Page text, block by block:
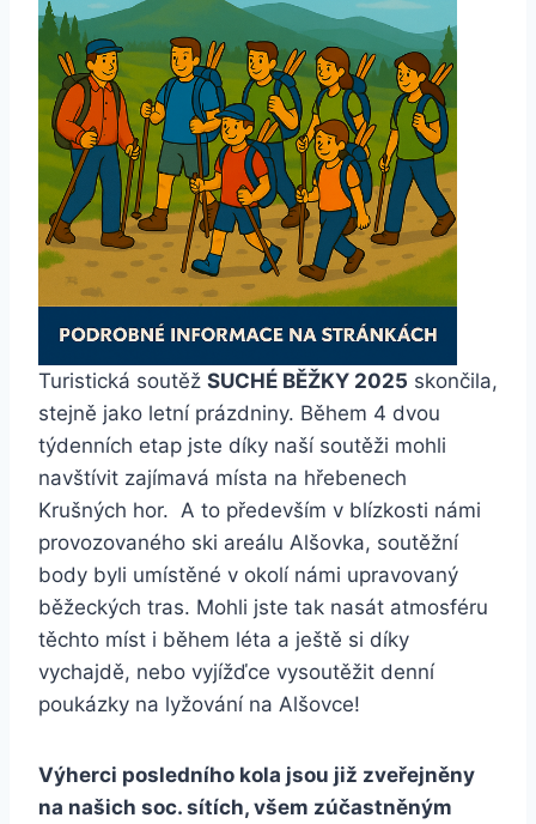
Turistická soutěž SUCHÉ BĚŽKY 2025 skončila,
stejně jako letní prázdniny. Během 4 dvou
týdenních etap jste díky naší soutěži mohli
navštívit zajímavá místa na hřebenech
Krušných hor. A to především v blízkosti námi
provozovaného ski areálu Alšovka, soutěžní
body byli umístěné v okolí námi upravovaný
běžeckých tras. Mohli jste tak nasát atmosféru
těchto míst i během léta a ještě si díky
vychajdě, nebo vyjížďce vysoutěžit denní
poukázky na lyžování na Alšovce!
Výherci posledního kola jsou již zveřejněny
na našich soc. sítích, všem zúčastněným